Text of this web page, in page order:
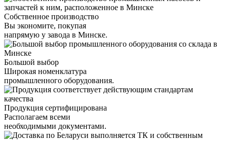
Собственное производство
Вы экономите, покупая
напрямую у завода в Минске.
Большой выбор
Широкая номенклатура
промышленного оборудования.
Продукция сертифицирована
Располагаем всеми
необходимыми документами.